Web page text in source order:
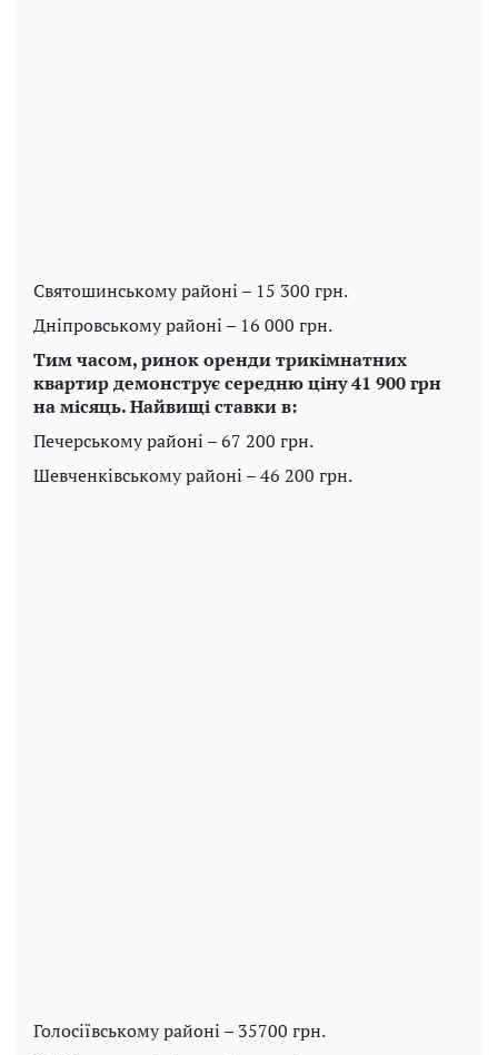
Святошинському районі – 15 300 грн.
Дніпровському районі – 16 000 грн.
Тим часом, ринок оренди трикімнатних
квартир демонструє середню ціну 41 900 грн
на місяць. Найвищі ставки в:
Печерському районі – 67 200 грн.
Шевченківському районі – 46 200 грн.
Голосіївському районі – 35700 грн.